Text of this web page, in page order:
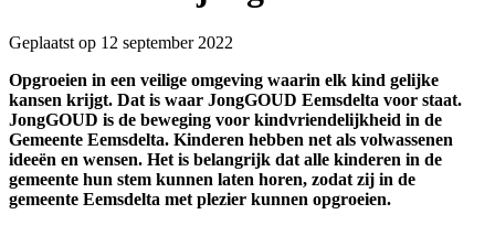
Geplaatst op 12 september 2022
Opgroeien in een veilige omgeving waarin elk kind gelijke
kansen krijgt. Dat is waar JongGOUD Eemsdelta voor staat.
JongGOUD is de beweging voor kindvriendelijkheid in de
Gemeente Eemsdelta. Kinderen hebben net als volwassenen
ideeën en wensen. Het is belangrijk dat alle kinderen in de
gemeente hun stem kunnen laten horen, zodat zij in de
gemeente Eemsdelta met plezier kunnen opgroeien.